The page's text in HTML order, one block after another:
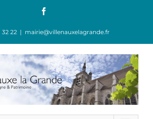
élevé
la police
32 22 | mairie@villenauxelagrande.fr